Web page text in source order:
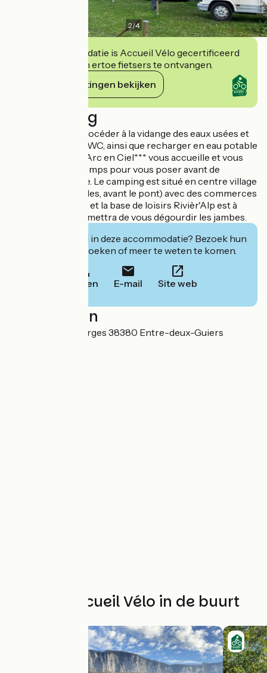
2/4
Deze accommodatie is Accueil Vélo gecertificeerd
en verbindt zich ertoe fietsers te ontvangen.
Haar verplichtingen bekijken
Beschrijving
Vous souhaitez procéder à la vidange des eaux usées et
de votre cassette WC, ainsi que recharger en eau potable
? Le camping de l'Arc en Ciel*** vous accueille et vous
laisse un peu de temps pour vous poser avant de
reprendre la route. Le camping est situé en centre village
(au niveau des Halles, avant le pont) avec des commerces
accessibles à pied et la base de loisirs Rivièr'Alp est à
200m et vous permettra de vous dégourdir les jambes.
Geïnteresseerd in deze accommodatie? Bezoek hun
website om te boeken of meer te weten te komen.
Bellen E-mail Site web
Localisation
37 chemin des Berges 38380 Entre-deux-Guiers
Andere Accueil Vélo in de buurt